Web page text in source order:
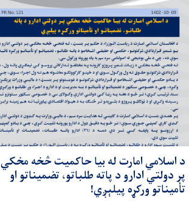
د اسلامي امارت له بیا حاکمیت څخه مخکي
پر دولتي ادارو د پاته طلباتو، تضمیناتو او
تأمیناتو ورکړه پیلېږي!